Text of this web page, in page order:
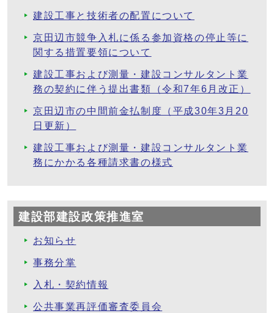
建設工事と技術者の配置について
京田辺市競争入札に係る参加資格の停止等に
関する措置要領について
建設工事および測量・建設コンサルタント業
務の契約に伴う提出書類（令和7年6月改正）
京田辺市の中間前金払制度（平成30年3月20
日更新）
建設工事および測量・建設コンサルタント業
務にかかる各種請求書の様式
建設部建設政策推進室
お知らせ
事務分掌
入札・契約情報
公共事業再評価審査委員会